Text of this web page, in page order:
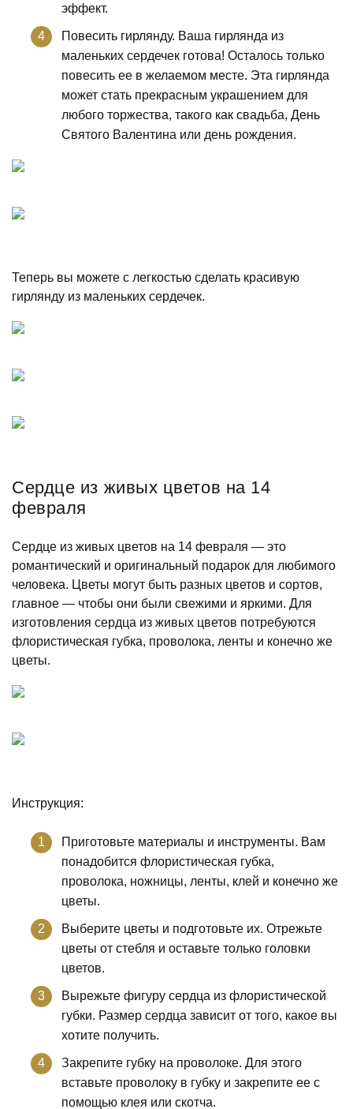
эффект.
Повесить гирлянду. Ваша гирлянда из
маленьких сердечек готова! Осталось только
повесить ее в желаемом месте. Эта гирлянда
может стать прекрасным украшением для
любого торжества, такого как свадьба, День
Святого Валентина или день рождения.
Теперь вы можете с легкостью сделать красивую
гирлянду из маленьких сердечек.
Сердце из живых цветов на 14
февраля
Сердце из живых цветов на 14 февраля — это
романтический и оригинальный подарок для любимого
человека. Цветы могут быть разных цветов и сортов,
главное — чтобы они были свежими и яркими. Для
изготовления сердца из живых цветов потребуются
флористическая губка, проволока, ленты и конечно же
цветы.
Инструкция:
Приготовьте материалы и инструменты. Вам
понадобится флористическая губка,
проволока, ножницы, ленты, клей и конечно же
цветы.
Выберите цветы и подготовьте их. Отрежьте
цветы от стебля и оставьте только головки
цветов.
Вырежьте фигуру сердца из флористической
губки. Размер сердца зависит от того, какое вы
хотите получить.
Закрепите губку на проволоке. Для этого
вставьте проволоку в губку и закрепите ее с
помощью клея или скотча.